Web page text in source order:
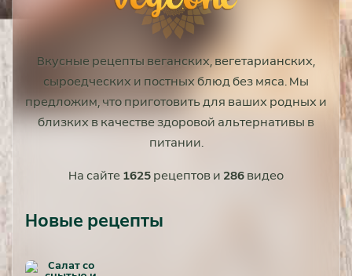
Вкусные рецепты веганских, вегетарианских,
сыроедческих и постных блюд без мяса. Мы
предложим, что приготовить для ваших родных и
близких в качестве здоровой альтернативы в
питании.
На сайте 1625 рецептов и 286 видео
Новые рецепты